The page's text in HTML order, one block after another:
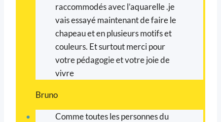
raccommodés avec l’aquarelle .je
vais essayé maintenant de faire le
chapeau et en plusieurs motifs et
couleurs. Et surtout merci pour
votre pédagogie et votre joie de
vivre
Bruno
Comme toutes les personnes du